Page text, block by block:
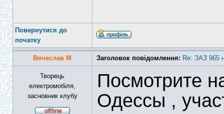
Повернутися до
початку
Вячеслав М Заголовок повідомлення: Re: ЗАЗ 965
Творець
електромобіля,
засновник клубу
Посмотрите
Одессы ,